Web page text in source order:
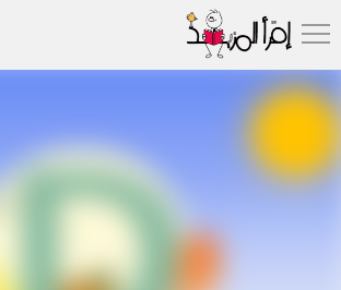
التخطي إلى المحتوى الرئيسي